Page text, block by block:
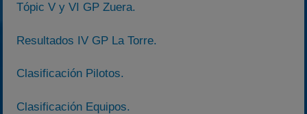
Tópic V y VI GP Zuera.
Resultados IV GP La Torre.
Clasificación Pilotos.
Clasificación Equipos.